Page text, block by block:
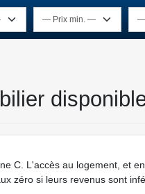
C. L'accès au logement, et
zéro si leurs revenus sont